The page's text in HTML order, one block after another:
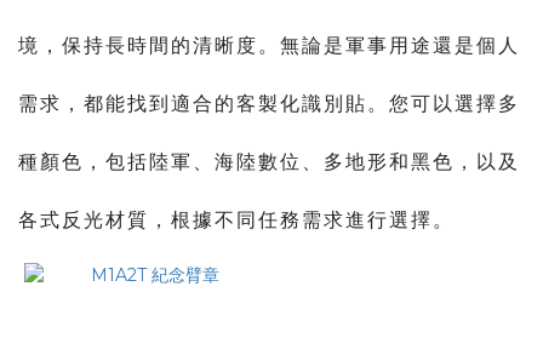
境，保持長時間的清晰度。無論是軍事用途還是個人
需求，都能找到適合的客製化識別貼。您可以選擇多
種顏色，包括陸軍、海陸數位、多地形和黑色，以及
各式反光材質，根據不同任務需求進行選擇。